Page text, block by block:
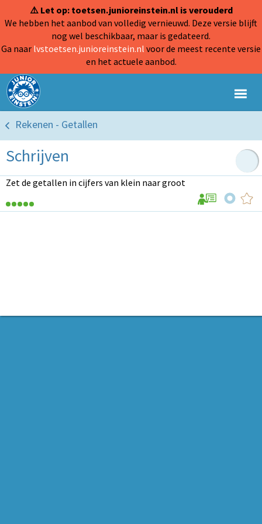
⚠️ Let op: toetsen.junioreinstein.nl is verouderd
We hebben het aanbod van volledig vernieuwd. Deze versie blijft
nog wel beschikbaar, maar is gedateerd.
Ga naar lvstoetsen.junioreinstein.nl voor de meest recente versie
en het actuele aanbod.
Rekenen - Getallen
Schrijven
Zet de getallen in cijfers van klein naar groot